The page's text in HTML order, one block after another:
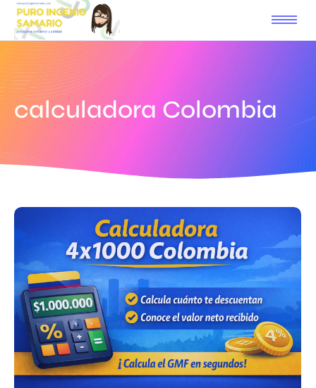
calculadora Colombia